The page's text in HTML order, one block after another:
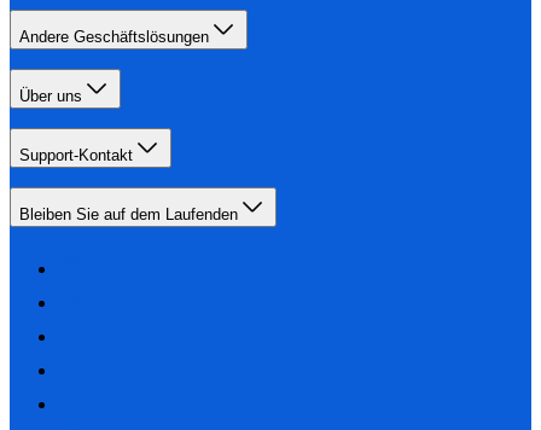
Andere Geschäftslösungen
Über uns
Support-Kontakt
Bleiben Sie auf dem Laufenden